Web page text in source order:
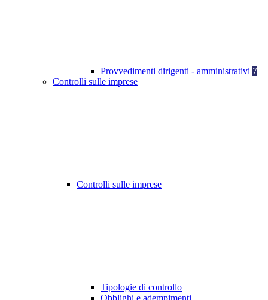
Provvedimenti dirigenti - amministrativi 7
Controlli sulle imprese
Controlli sulle imprese
Tipologie di controllo